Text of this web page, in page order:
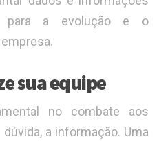
para a evolução e o
sua equipe
no combate aos
a informação. Uma